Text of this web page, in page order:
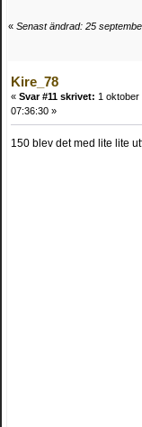
« Senast ändrad: 25
Kire_78
« Svar #11 skrivet: 1 oktober
07:36:30 »
150 blev det med lite lite